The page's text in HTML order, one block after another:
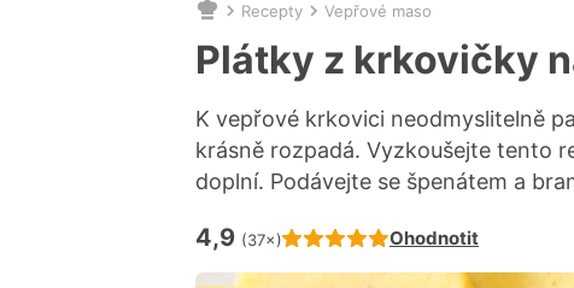
Nacházíte
se
zde:
Recepty Vepřové maso
Plátky z krkovičky
K vepřové krkovici neodmyslitelně
krásně rozpadá. Vyzkoušejte tento
doplní. Podávejte se špenátem a
Hodnocení receptu je
4,9 (37×) Ohodnotit